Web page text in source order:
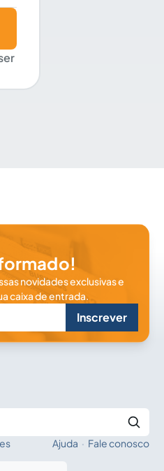
novidades exclusivas e
caixa de entrada.
Inscrever
Ajuda · Fale conosco